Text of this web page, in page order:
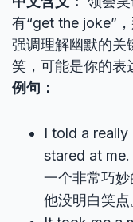
有“get the joke”
强调理解幽默的关
笑，可能是你的表
例句：
I told a
stared at me.
一个非常巧妙
他没明白笑点